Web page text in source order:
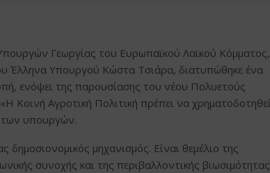
Γεωργίας του Ευρωπαϊκού Λαϊκού
Έλληνα Υπουργού Κώστα Τσιάρα, διατυπώθηκε ένα
ενόψει της παρουσίασης του νέου Πολυετούς
Κοινή Αγροτική Πολιτική πρέπει να χρηματοδοτηθεί
των υπουργών.
μηχανισμός. Είναι θεμέλιο της
συνοχής και της περιβαλλοντικής βιωσιμότητας